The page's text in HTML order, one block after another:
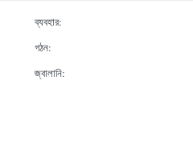
ব্যবহার:
গঠন:
জ্বালানি: